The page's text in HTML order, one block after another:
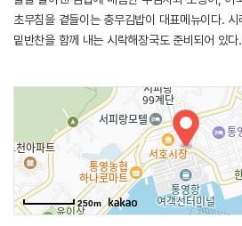
초무침을 곁들이는 충무김밥이 대표메뉴이다.
밑반찬을 함께 내는 시락해장국도 준비되어 있다.
250m